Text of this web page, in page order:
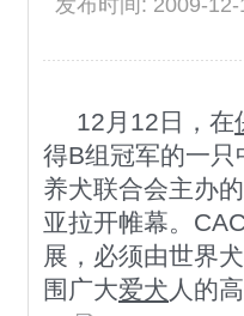
发布时间: 2009-
12月12日，在
得B组冠军的一只
养犬联合会主办
亚拉开帷幕。
展，必须由世界
围广大爱犬 人的